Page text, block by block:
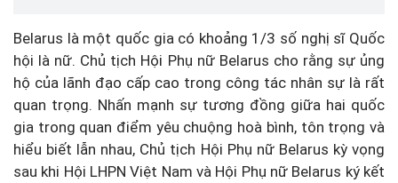
Belarus là một quốc gia có khoảng 1/3 số nghị sĩ Quốc
hội là nữ. Chủ tịch Hội Phụ nữ Belarus cho rằng sự ủng
hộ của lãnh đạo cấp cao trong công tác nhân sự là rất
quan trọng. Nhấn mạnh sự tương đồng giữa hai quốc
gia trong quan điểm yêu chuộng hoà bình, tôn trọng và
hiểu biết lẫn nhau, Chủ tịch Hội Phụ nữ Belarus kỳ vọng
sau khi Hội LHPN Việt Nam và Hội Phụ nữ Belarus ký kết